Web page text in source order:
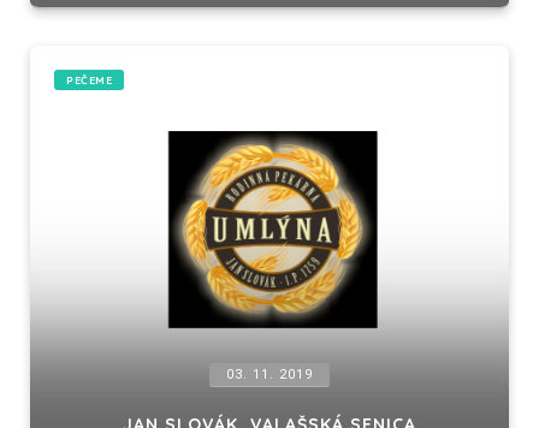
PEČEME
03. 11. 2019